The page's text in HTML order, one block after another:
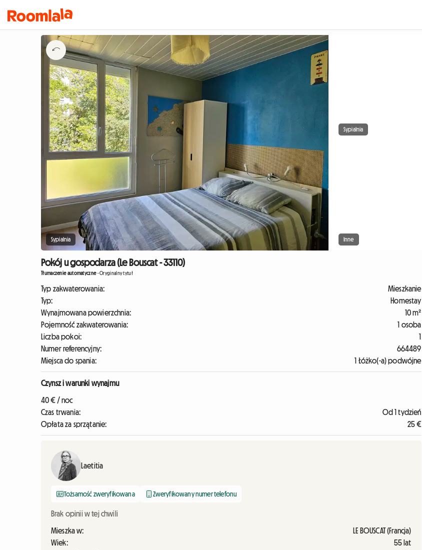
Sypialnia
Sypialnia
Inne
Pokój u gospodarza (Le Bouscat - 33110)
Tłumaczenie automatyczne-Oryginalny tytuł
Typ zakwaterowania:
Mieszkanie
Typ:
Homestay
Wynajmowana powierzchnia:
10 m²
Pojemność zakwaterowania:
1 osoba
Liczba pokoi:
1
Numer referencyjny:
664489
Miejsca do spania:
1 Łóżko(-a) podwójne
Czynsz i warunki wynajmu
40 € / noc
Czas trwania:
Od 1 tydzień
Opłata za sprzątanie:
25 €
Laetitia
Tożsamość zweryfikowana Zweryfikowany numer telefonu
Brak opinii w tej chwili
Mieszka w:
LE BOUSCAT (Francja)
Wiek:
55 lat